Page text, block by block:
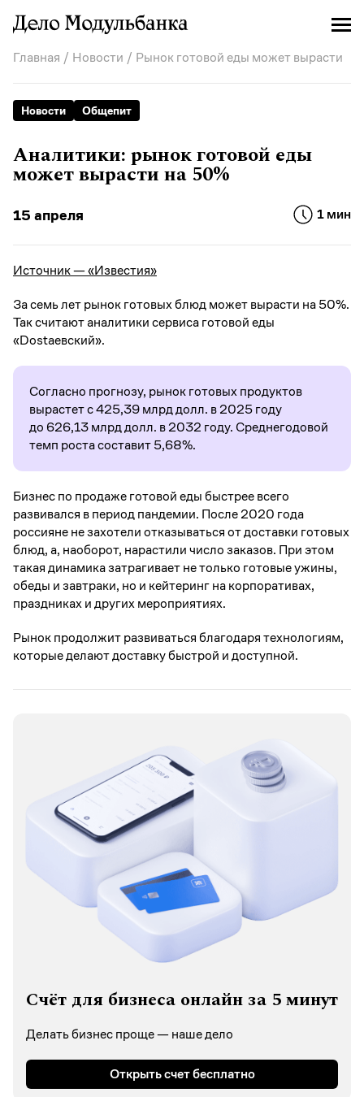
Главная / Новости / Рынок готовой еды может вырасти
Новости Общепит
Аналитики: рынок готовой еды
может вырасти на 50%
15 апреля 1 мин
Источник — «Известия»
За семь лет рынок готовых блюд может вырасти на 50%.
Так считают аналитики сервиса готовой еды
«Dostaевский».
Согласно прогнозу, рынок готовых продуктов
вырастет с 425,39 млрд долл. в 2025 году
до 626,13 млрд долл. в 2032 году. Среднегодовой
темп роста составит 5,68%.
Бизнес по продаже готовой еды быстрее всего
развивался в период пандемии. После 2020 года
россияне не захотели отказываться от доставки готовых
блюд, а, наоборот, нарастили число заказов. При этом
такая динамика затрагивает не только готовые ужины,
обеды и завтраки, но и кейтеринг на корпоративах,
праздниках и других мероприятиях.
Рынок продолжит развиваться благодаря технологиям,
которые делают доставку быстрой и доступной.
Счёт для бизнеса онлайн за 5 минут
Делать бизнес проще — наше дело
Открыть счет бесплатно